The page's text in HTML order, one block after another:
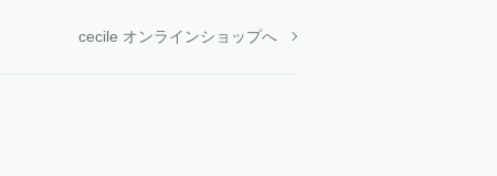
cecile オンラインショップへ